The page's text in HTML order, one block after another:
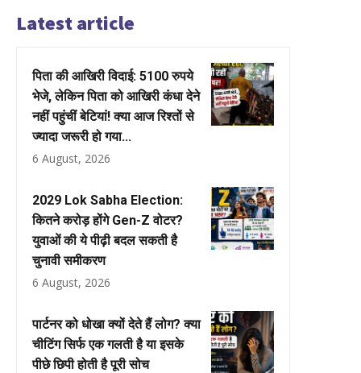
Latest article
पिता की आखिरी विदाई: 5100 रुपये
भेजे, लेकिन पिता को आखिरी कंधा देने
नहीं पहुंचीं बेटियां! क्या आज रिश्तों से
ज्यादा जरूरी हो गया...
6 August, 2026
2029 Lok Sabha Election:
कितने करोड़ होंगे Gen-Z वोटर?
युवाओं की ये पीढ़ी बदल सकती है
चुनावी समीकरण
6 August, 2026
पार्टनर को धोखा क्यों देते हैं लोग? क्या
चीटिंग सिर्फ एक गलती है या इसके
पीछे छिपी होती है पूरी सोच